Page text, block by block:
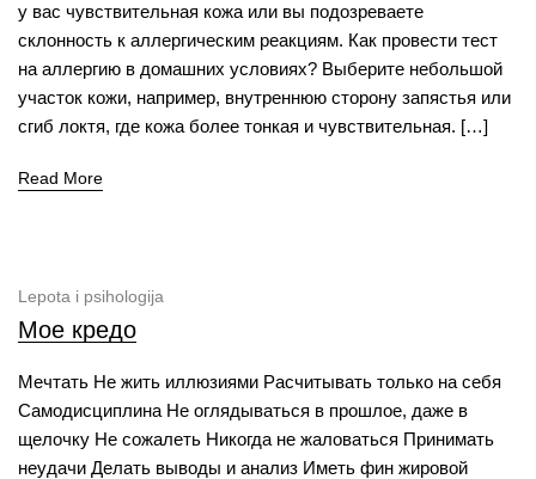
у вас чувствительная кожа или вы подозреваете
склонность к аллергическим реакциям. Как провести тест
на аллергию в домашних условиях? Выберите небольшой
участок кожи, например, внутреннюю сторону запястья или
сгиб локтя, где кожа более тонкая и чувствительная. […]
Read More
Lepota i psihologija
Мое кредо
Мечтать Не жить иллюзиями Расчитывать только на себя
Самодисциплина Не оглядываться в прошлое, даже в
щелочку Не сожалеть Никогда не жаловаться Принимать
неудачи Делать выводы и анализ Иметь фин жировой